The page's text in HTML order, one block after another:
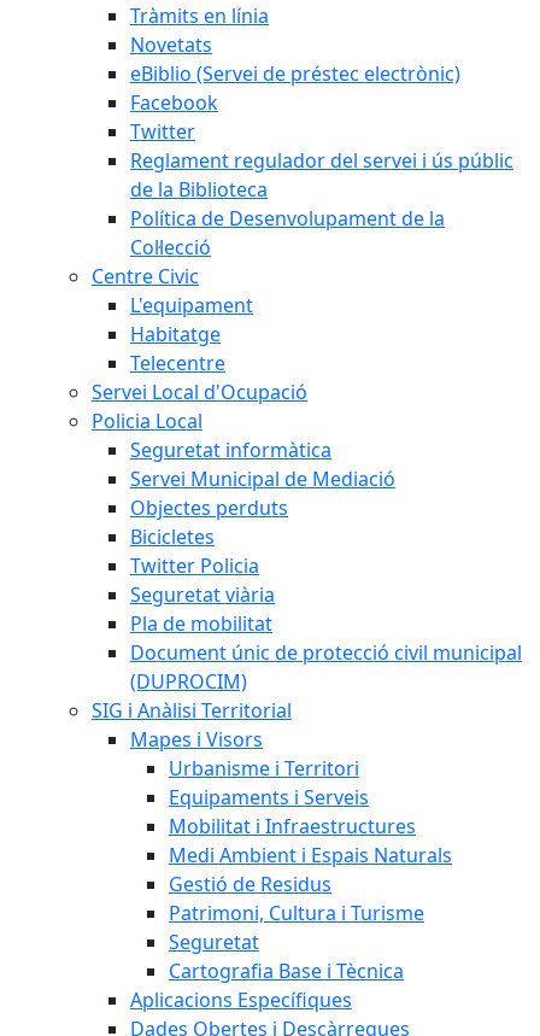
Tràmits en línia
Novetats
eBiblio (Servei de préstec electrònic)
Facebook
Twitter
Reglament regulador del servei i ús públic
de la Biblioteca
Política de Desenvolupament de la
Col·lecció
Centre Civic
L'equipament
Habitatge
Telecentre
Servei Local d'Ocupació
Policia Local
Seguretat informàtica
Servei Municipal de Mediació
Objectes perduts
Bicicletes
Twitter Policia
Seguretat viària
Pla de mobilitat
Document únic de protecció civil municipal
(DUPROCIM)
SIG i Anàlisi Territorial
Mapes i Visors
Urbanisme i Territori
Equipaments i Serveis
Mobilitat i Infraestructures
Medi Ambient i Espais Naturals
Gestió de Residus
Patrimoni, Cultura i Turisme
Seguretat
Cartografia Base i Tècnica
Aplicacions Específiques
Dades Obertes i Descàrregues